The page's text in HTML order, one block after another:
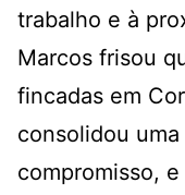
trabalho e à
Marcos frisou
fincadas em
consolidou
compromisso,